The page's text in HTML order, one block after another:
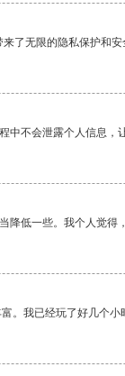
了无限的隐私保护和安
中不会泄露个人信息，
降低一些。我个人觉得
。我已经玩了好几个小